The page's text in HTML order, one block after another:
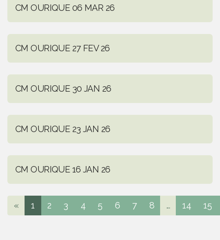
CM OURIQUE 06 MAR 26
CM OURIQUE 27 FEV 26
CM OURIQUE 30 JAN 26
CM OURIQUE 23 JAN 26
CM OURIQUE 16 JAN 26
« 1 2 3 4 5 6 7 8 ... 14 15